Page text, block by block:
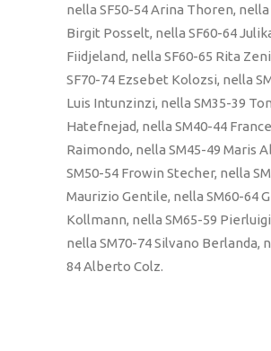
nella SF50-54 Arina Thoren, nella
Birgit Posselt, nella SF60-64
Fiidjeland, nella SF60-65 Rita
SF70-74 Ezsebet Kolozsi, nella
Luis Intunzinzi, nella SM35-39
Hatefnejad, nella SM40-44
Raimondo, nella SM45-49 Maris
SM50-54 Frowin Stecher, nella
Maurizio Gentile, nella SM60-64
Kollmann, nella SM65-59
nella SM70-74 Silvano Berlanda,
84 Alberto Colz.